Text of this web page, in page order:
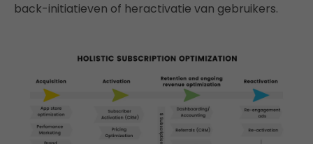
back-initiatieven of heractivatie van gebruikers.